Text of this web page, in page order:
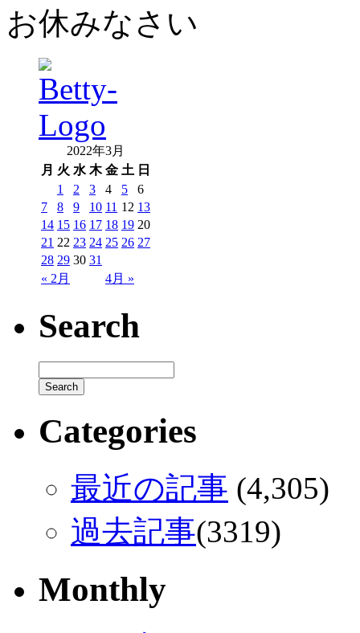
お休みなさい
2022年3月
月 火 水 木 金 土 日
« 2月 4月 »
1 2 3 4 5
6
7
8 9 10 11 12 13
14 15 16 17 18 19 20
21 22 23 24 25 26 27
28 29 30 31
Search
Categories
最近の記事 (4,305)
過去記事(3319)
Monthly